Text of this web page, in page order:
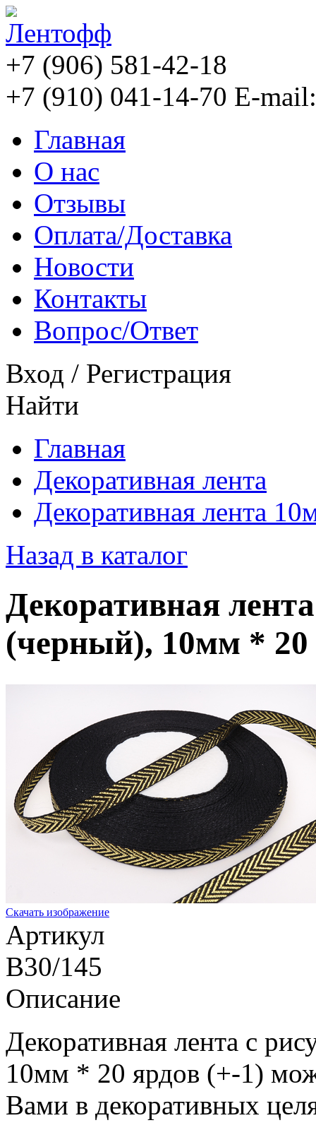
+7 (906) 581-42-18
+7 (910) 041-14-70 E-
Главная
О нас
Отзывы
Оплата/Доставка
Новости
Контакты
Вопрос/Ответ
Вход / Регистрация
Найти
Главная
Декоративная лента
Декоративная лента
Назад в каталог
Декоративная
(черный), 10мм *
Скачать изображение
Артикул
B30/145
Описание
Декоративная лента с
10мм * 20 ярдов (+-1)
Вами в декоративных